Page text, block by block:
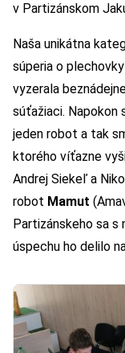
v Partizánskom
Naša unikátna
súperia o
vyzerala
súťažiaci. Napokon
jeden robot a tak
ktorého víťazne
Andrej Siekeľ a
robot Mamut
Partizánskeho sa s
úspechu ho delilo